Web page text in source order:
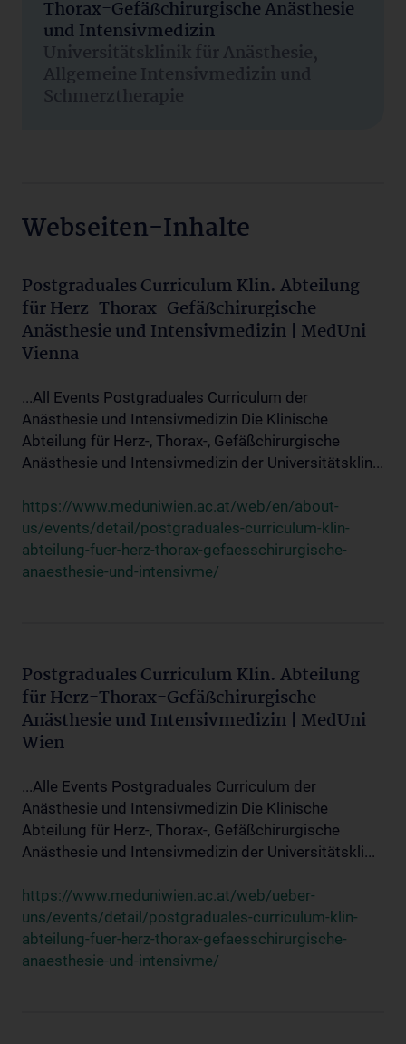
Thorax-Gefäßchirurgische Anästhesie
und Intensivmedizin
Universitätsklinik für Anästhesie,
Allgemeine Intensivmedizin und
Schmerztherapie
Webseiten-Inhalte
Postgraduales Curriculum Klin. Abteilung
für Herz-Thorax-Gefäßchirurgische
Anästhesie und Intensivmedizin | MedUni
Vienna
...All Events Postgraduales Curriculum der
Anästhesie und Intensivmedizin Die Klinische
Abteilung für Herz-, Thorax-, Gefäßchirurgische
Anästhesie und Intensivmedizin der Universitätsklin...
https://www.meduniwien.ac.at/web/en/about-
us/events/detail/postgraduales-curriculum-klin-
abteilung-fuer-herz-thorax-gefaesschirurgische-
anaesthesie-und-intensivme/
Postgraduales Curriculum Klin. Abteilung
für Herz-Thorax-Gefäßchirurgische
Anästhesie und Intensivmedizin | MedUni
Wien
...Alle Events Postgraduales Curriculum der
Anästhesie und Intensivmedizin Die Klinische
Abteilung für Herz-, Thorax-, Gefäßchirurgische
Anästhesie und Intensivmedizin der Universitätskli...
https://www.meduniwien.ac.at/web/ueber-
uns/events/detail/postgraduales-curriculum-klin-
abteilung-fuer-herz-thorax-gefaesschirurgische-
anaesthesie-und-intensivme/